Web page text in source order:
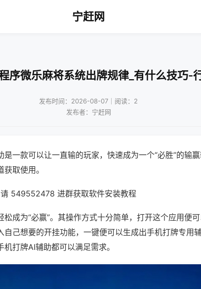
宁赶网
序微乐麻将系统出牌规律_有什么技巧-
发布时间：2026-08-07｜阅读：2
发布者：宁赶网
一款可以让一直输的玩家，快速成为一个“必胜”的输
取使用。
549552478 进群获取软件安装教程
松成为“必赢”。其操作方式十分简单，打开这个应用便
自己想要的开挂功能，一键便可以生成出手机打牌专用
打牌AI辅助都可以满足需求。